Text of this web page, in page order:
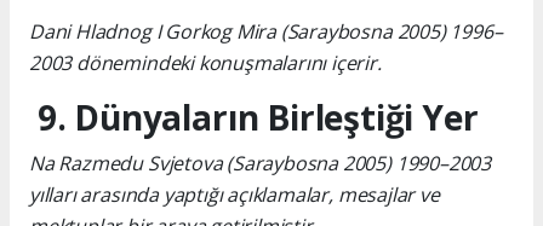
Dani Hladnog I Gorkog Mira (Saraybosna 2005) 1996–
2003 dönemindeki konuşmalarını içerir.
9. Dünyaların Birleştiği Yer
Na Razmedu Svjetova (Saraybosna 2005) 1990–2003
yılları arasında yaptığı açıklamalar, mesajlar ve